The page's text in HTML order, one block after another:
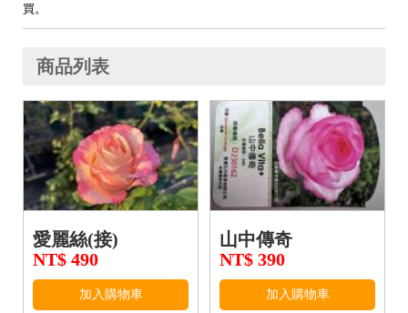
買。
商品列表
愛麗絲(接)
NT$ 490
加入購物車
山中傳奇
NT$ 390
加入購物車